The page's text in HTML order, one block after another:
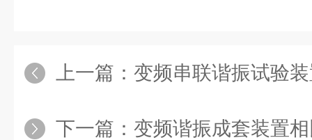
上一篇： 变频串联谐振试验
下一篇： 变频谐振成套装置